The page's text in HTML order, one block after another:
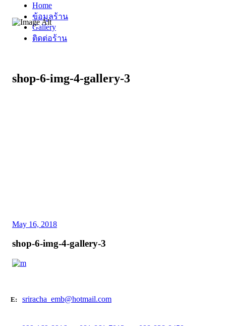
Home
ข้อมูลร้าน
Gallery
ติดต่อร้าน
shop-6-img-4-gallery-3
May 16, 2018
shop-6-img-4-gallery-3
E: sriracha_emb@hotmail.com